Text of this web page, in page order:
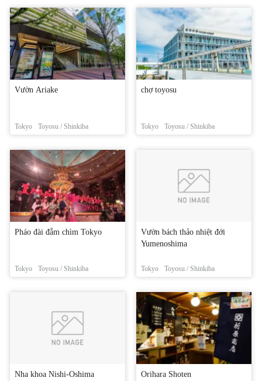
Vườn Ariake
Tokyo Toyosu / Shinkiba
chợ toyosu
Tokyo Toyosu / Shinkiba
Pháo đài đắm chìm Tokyo
Tokyo Toyosu / Shinkiba
Vườn bách thảo nhiệt đới
Yumenoshima
Tokyo Toyosu / Shinkiba
Nha khoa Nishi-Oshima
Orihara Shoten